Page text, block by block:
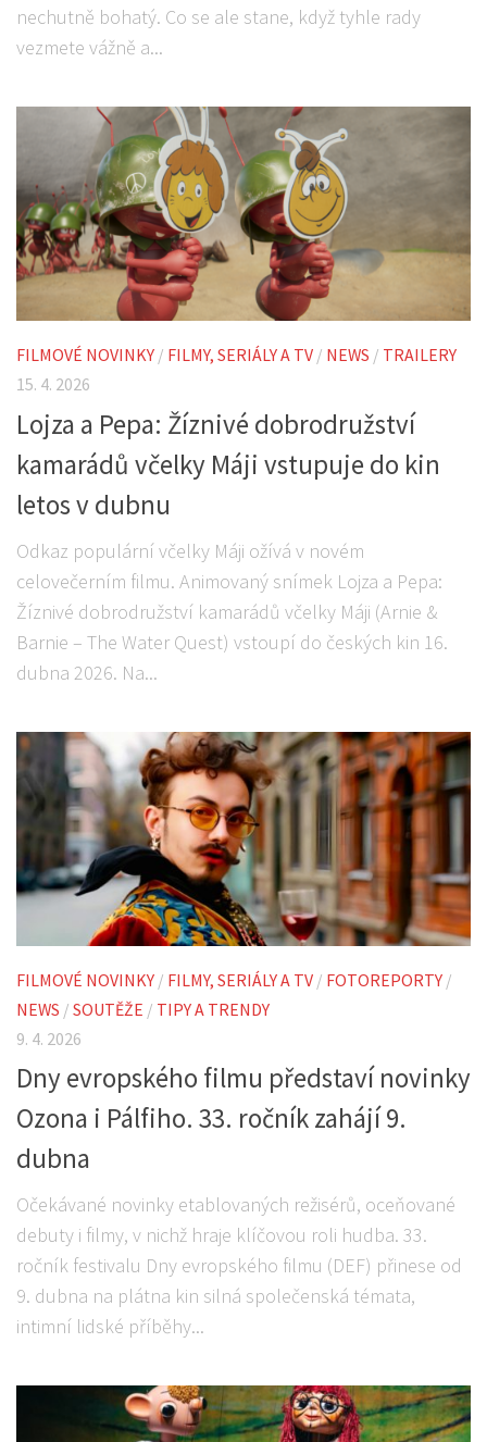
nechutně bohatý. Co se ale stane, když tyhle rady
vezmete vážně a...
FILMOVÉ NOVINKY / FILMY, SERIÁLY A TV / NEWS / TRAILERY
15. 4. 2026
Lojza a Pepa: Žíznivé dobrodružství
kamarádů včelky Máji vstupuje do kin
letos v dubnu
Odkaz populární včelky Máji ožívá v novém
celovečerním filmu. Animovaný snímek Lojza a Pepa:
Žíznivé dobrodružství kamarádů včelky Máji (Arnie &
Barnie – The Water Quest) vstoupí do českých kin 16.
dubna 2026. Na...
FILMOVÉ NOVINKY / FILMY, SERIÁLY A TV / FOTOREPORTY /
NEWS / SOUTĚŽE / TIPY A TRENDY
9. 4. 2026
Dny evropského filmu představí novinky
Ozona i Pálfiho. 33. ročník zahájí 9.
dubna
Očekávané novinky etablovaných režisérů, oceňované
debuty i filmy, v nichž hraje klíčovou roli hudba. 33.
ročník festivalu Dny evropského filmu (DEF) přinese od
9. dubna na plátna kin silná společenská témata,
intimní lidské příběhy...